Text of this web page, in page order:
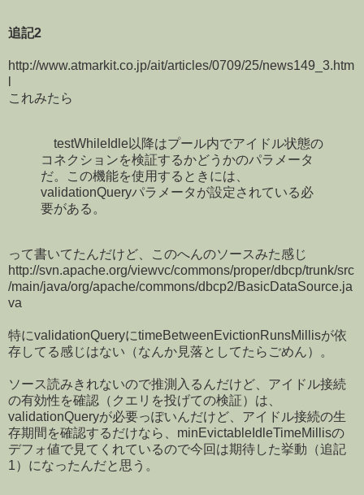
追記2
http://www.atmarkit.co.jp/ait/articles/0709/25/news149_3.htm
これみたら
testWhileIdle以降はプール内でアイドル状態の
コネクションを検証するかどうかのパラメータ
だ。この機能を使用するときには、
validationQueryパラメータが設定されている必
要がある。
って書いてたんだけど、このへんのソースみた感じ
http://svn.apache.org/viewvc/commons/proper/dbcp/trunk/src
/main/java/org/apache/commons/dbcp2/BasicDataSource.ja
va
特にvalidationQueryにtimeBetweenEvictionRunsMillisが依
存してる感じはない（なんか見落としてたらごめん）。
ソース読みきれないので推測入るんだけど、アイドル接続
の有効性を確認（クエリを投げての検証）は、
validationQueryが必要っぽいんだけど、アイドル接続の生
存期間を確認するだけなら、minEvictableIdleTimeMillisの
デフォ値で見てくれているので今回は期待した挙動（追記
1）になったんだと思う。